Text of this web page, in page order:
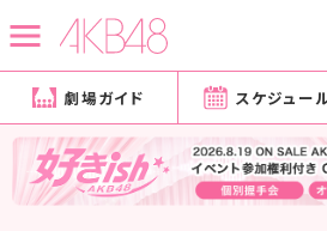
劇場ガイド スケジュー